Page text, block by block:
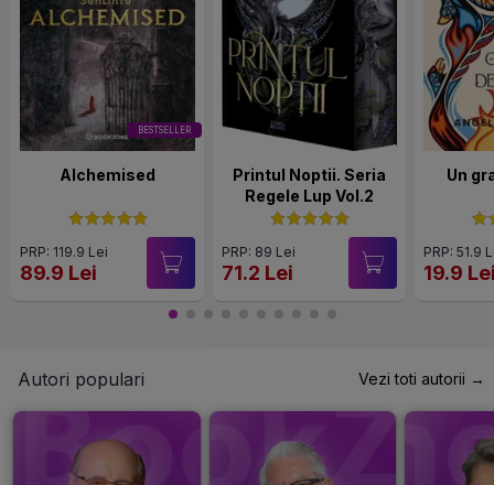
BESTSELLER
Alchemised
PRP: 119.9 Lei
89.9 Lei
Printul Noptii. Seria
Regele Lup Vol.2
PRP: 89 Lei
71.2 Lei
Un
PRP: 51.9
19.9
Autori populari Vezi toti autorii →